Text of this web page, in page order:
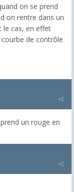
on se prend
on rentre dans un
le cas, en effet
de contrôle
un rouge en